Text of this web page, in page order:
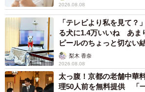
＜グラハム子さん関連情報＞
▽X（旧Twitter）
https://x.com/gura_hamuco
▽Instagram
https://www.instagram.com/
MzIxNw==
2026.08.08
「テレビより私を見て？
る犬に1.4万いいね あま
ピールのちょっと切ない
梨木 香奈
2026.08.08
太っ腹！京都の老舗中華
理50人前を無料提供 「